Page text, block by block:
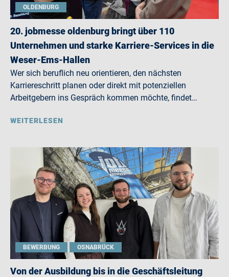
OLDENBURG
20. jobmesse oldenburg bringt über 110
Unternehmen und starke Karriere-Services in die
Weser-Ems-Hallen
Wer sich beruflich neu orientieren, den nächsten
Karriereschritt planen oder direkt mit potenziellen
Arbeitgebern ins Gespräch kommen möchte, findet…
WEITERLESEN
BEWERBUNG OSNABRÜCK
Von der Ausbildung bis in die Geschäftsleitung